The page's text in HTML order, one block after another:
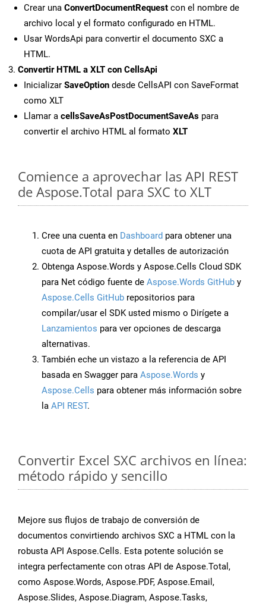
Crear una ConvertDocumentRequest con el nombre de
archivo local y el formato configurado en HTML.
Usar WordsApi para convertir el documento SXC a
HTML.
Convertir HTML a XLT con CellsApi
Inicializar SaveOption desde CellsAPI con SaveFormat
como XLT
Llamar a cellsSaveAsPostDocumentSaveAs para
convertir el archivo HTML al formato XLT
Comience a aprovechar las API REST
de Aspose.Total para SXC to XLT
Cree una cuenta en Dashboard para obtener una
cuota de API gratuita y detalles de autorización
Obtenga Aspose.Words y Aspose.Cells Cloud SDK
para Net código fuente de Aspose.Words GitHub y
Aspose.Cells GitHub repositorios para
compilar/usar el SDK usted mismo o Dirígete a
Lanzamientos para ver opciones de descarga
alternativas.
También eche un vistazo a la referencia de API
basada en Swagger para Aspose.Words y
Aspose.Cells para obtener más información sobre
la API REST.
Convertir Excel SXC archivos en línea:
método rápido y sencillo
Mejore sus flujos de trabajo de conversión de
documentos convirtiendo archivos SXC a HTML con la
robusta API Aspose.Cells. Esta potente solución se
integra perfectamente con otras API de Aspose.Total,
como Aspose.Words, Aspose.PDF, Aspose.Email,
Aspose.Slides, Aspose.Diagram, Aspose.Tasks,